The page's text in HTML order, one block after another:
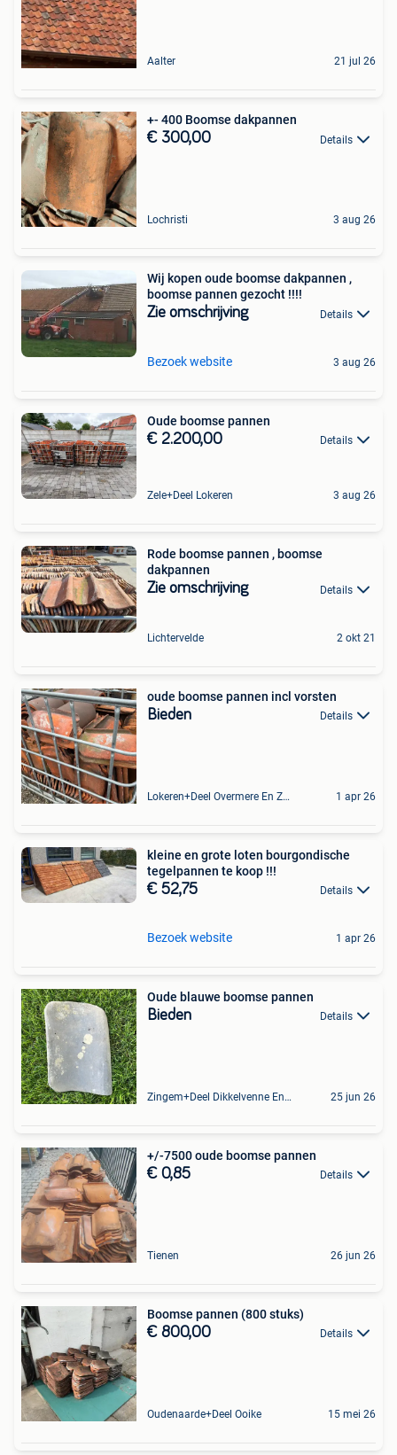
Aalter 21 jul 26
+- 400 Boomse dakpannen
€ 300,00 Details
Lochristi 3 aug 26
Wij kopen oude boomse dakpannen ,
boomse pannen gezocht !!!!
Zie omschrijving Details
Bezoek website 3 aug 26
Oude boomse pannen
€ 2.200,00 Details
Zele+Deel Lokeren 3 aug 26
Rode boomse pannen , boomse
dakpannen
Zie omschrijving Details
Lichtervelde 2 okt 21
oude boomse pannen incl vorsten
Bieden Details
Lokeren+Deel Overmere En Zele 1 apr 26
kleine en grote loten bourgondische
tegelpannen te koop !!!
€ 52,75 Details
Bezoek website 1 apr 26
Oude blauwe boomse pannen
Bieden Details
Zingem+Deel Dikkelvenne En Nederzwalm-Hermelgem 25 jun 26
+/-7500 oude boomse pannen
€ 0,85 Details
Tienen 26 jun 26
Boomse pannen (800 stuks)
€ 800,00 Details
Oudenaarde+Deel Ooike 15 mei 26